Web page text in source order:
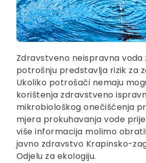
Zdravstveno neispravna voda
potrošnju predstavlja rizik za
Ukoliko potrošači nemaju
korištenja zdravstveno
mikrobiološkog onečišćenja
mjera prokuhavanja vode
više informacija molimo
javno zdravstvo Krapinsko-
Odjelu za ekologiju.